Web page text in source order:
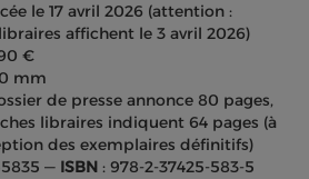
le 17 avril 2026 (attention :
affichent le 3 avril 2026)
€
mm
de presse annonce 80 pages,
libraires indiquent 64 pages (à
des exemplaires définitifs)
— ISBN : 978-2-37425-583-5